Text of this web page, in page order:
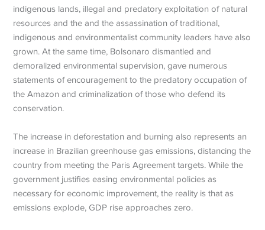
indigenous lands, illegal and predatory exploitation of natural
resources and the and the assassination of traditional,
indigenous and environmentalist community leaders have also
grown. At the same time, Bolsonaro dismantled and
demoralized environmental supervision, gave numerous
statements of encouragement to the predatory occupation of
the Amazon and criminalization of those who defend its
conservation.
The increase in deforestation and burning also represents an
increase in Brazilian greenhouse gas emissions, distancing the
country from meeting the Paris Agreement targets. While the
government justifies easing environmental policies as
necessary for economic improvement, the reality is that as
emissions explode, GDP rise approaches zero.